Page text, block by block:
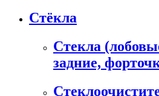
Стёкла
Стекла
задние,